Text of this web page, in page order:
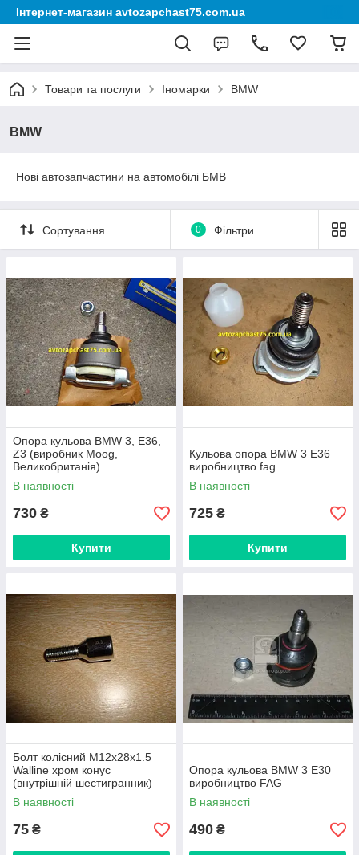
Інтернет-магазин avtozapchast75.com.ua
Товари та послуги Іномарки BMW
BMW
Нові автозапчастини на автомобілі БМВ
Сортування 0 Фільтри
Опора кульова BMW 3, E36,
Z3 (виробник Moog,
Великобританія)
В наявності
730 ₴
Купити
Кульова опора BMW 3 Е36
виробництво fag
В наявності
725 ₴
Купити
Болт колісний М12х28х1.5
Walline хром конус
(внутрішній шестигранник)
виробник Польща
В наявності
75 ₴
Опора кульова BMW 3 Е30
виробництво FAG
В наявності
490 ₴